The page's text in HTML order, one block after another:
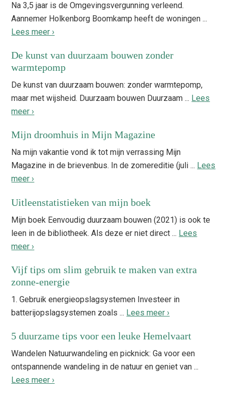
Na 3,5 jaar is de Omgevingsvergunning verleend.
Aannemer Holkenborg Boomkamp heeft de woningen ...
Lees meer ›
De kunst van duurzaam bouwen zonder
warmtepomp
De kunst van duurzaam bouwen: zonder warmtepomp,
maar met wijsheid. Duurzaam bouwen Duurzaam ... Lees
meer ›
Mijn droomhuis in Mijn Magazine
Na mijn vakantie vond ik tot mijn verrassing Mijn
Magazine in de brievenbus. In de zomereditie (juli ... Lees
meer ›
Uitleenstatistieken van mijn boek
Mijn boek Eenvoudig duurzaam bouwen (2021) is ook te
leen in de bibliotheek. Als deze er niet direct ... Lees
meer ›
Vijf tips om slim gebruik te maken van extra
zonne-energie
1. Gebruik energieopslagsystemen Investeer in
batterijopslagsystemen zoals ... Lees meer ›
5 duurzame tips voor een leuke Hemelvaart
Wandelen Natuurwandeling en picknick: Ga voor een
ontspannende wandeling in de natuur en geniet van ...
Lees meer ›